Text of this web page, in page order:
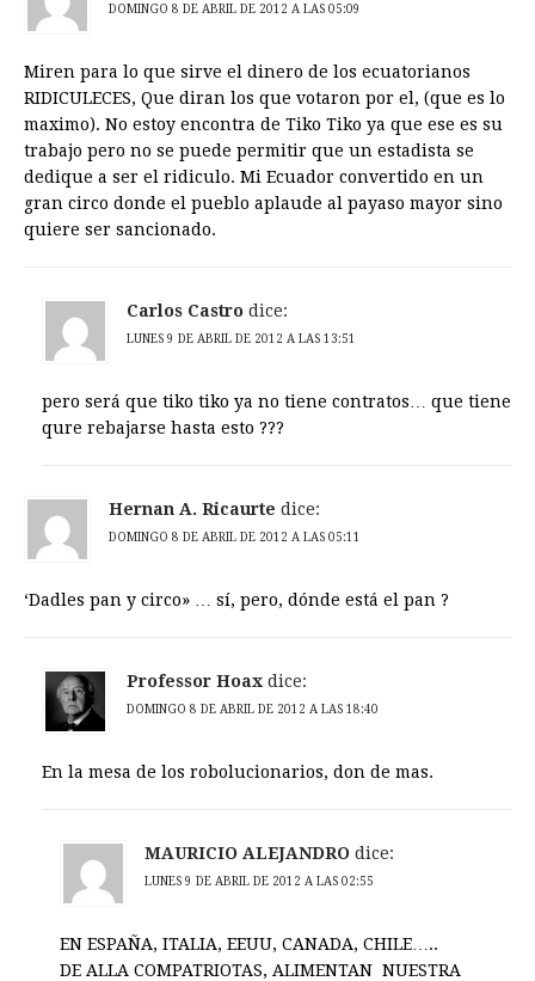
DOMINGO 8 DE ABRIL DE 2012 A LAS 05:09
Miren para lo que sirve el dinero de los ecuatorianos
RIDICULECES, Que diran los que votaron por el, (que es lo
maximo). No estoy encontra de Tiko Tiko ya que ese es su
trabajo pero no se puede permitir que un estadista se
dedique a ser el ridiculo. Mi Ecuador convertido en un
gran circo donde el pueblo aplaude al payaso mayor sino
quiere ser sancionado.
Carlos Castro dice:
LUNES 9 DE ABRIL DE 2012 A LAS 13:51
pero será que tiko tiko ya no tiene contratos… que tiene
qure rebajarse hasta esto ???
Hernan A. Ricaurte dice:
DOMINGO 8 DE ABRIL DE 2012 A LAS 05:11
‘Dadles pan y circo» … sí, pero, dónde está el pan ?
Professor Hoax dice:
DOMINGO 8 DE ABRIL DE 2012 A LAS 18:40
En la mesa de los robolucionarios, don de mas.
MAURICIO ALEJANDRO dice:
LUNES 9 DE ABRIL DE 2012 A LAS 02:55
EN ESPAÑA, ITALIA, EEUU, CANADA, CHILE…..
DE ALLA COMPATRIOTAS, ALIMENTAN NUESTRA